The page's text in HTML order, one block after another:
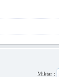
Miktar :